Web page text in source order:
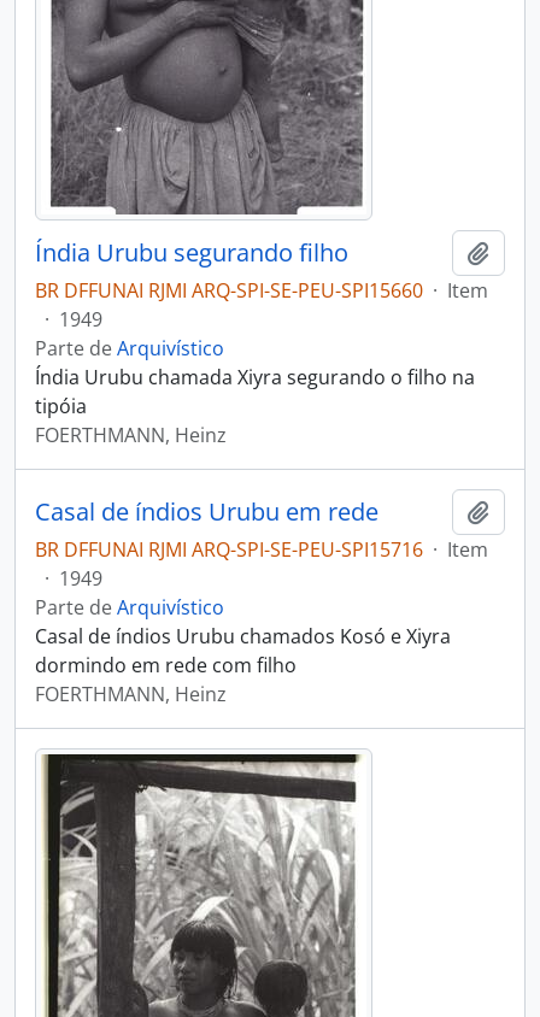
Índia Urubu segurando filho
BR DFFUNAI RJMI ARQ-SPI-SE-PEU-SPI15660 · Item
· 1949
Parte deArquivístico
Índia Urubu chamada Xiyra segurando o filho na
tipóia
FOERTHMANN, Heinz
Casal de índios Urubu em rede
BR DFFUNAI RJMI ARQ-SPI-SE-PEU-SPI15716 · Item
· 1949
Parte deArquivístico
Casal de índios Urubu chamados Kosó e Xiyra
dormindo em rede com filho
FOERTHMANN, Heinz